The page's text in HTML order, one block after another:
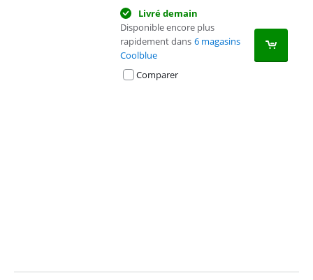
Livré demain
Disponible encore plus
rapidement dans 6 magasins
Coolblue
Comparer